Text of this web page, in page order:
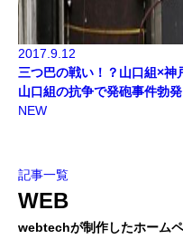
2017.9.12
三つ巴の戦い！？山口組×神
山口組の抗争で発砲事件勃発
NEW
記事一覧
WEB
webtechが制作したホーム